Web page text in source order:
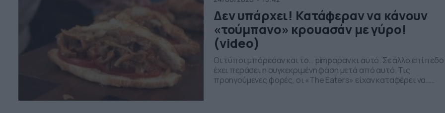
Δεν υπάρχει! Κατάφεραν να κάνουν
«τούμπανο» κρουασάν με γύρο!
(video)
Οι τύποι μπόρεσαν και το… pimpαραν κι αυτό. Σε άλλο επίπεδο
έχει περάσει η συγκεκριμένη φάση μετά από αυτό. Τις
προηγούμενες φορές, οι «The Eaters» είχαν καταφέρει να…